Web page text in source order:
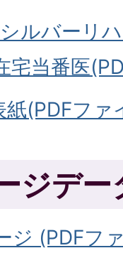
ルバーリ
宅当番医
紙(PDFファ
ジデー
ジ (PDFフ